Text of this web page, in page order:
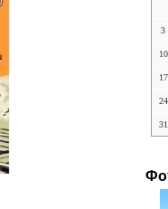
3
10
17
24
31